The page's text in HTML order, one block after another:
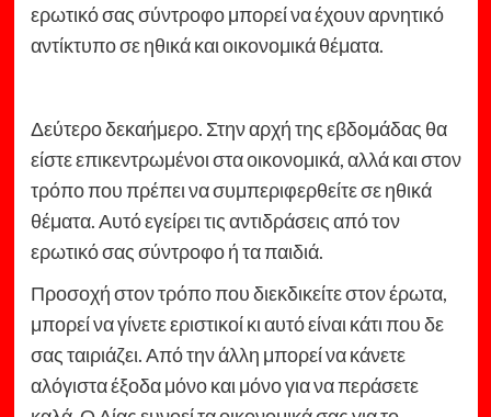
ερωτικό σας σύντροφο μπορεί να έχουν αρνητικό
αντίκτυπο σε ηθικά και οικονομικά θέματα.
Δεύτερο δεκαήμερο. Στην αρχή της εβδομάδας θα
είστε επικεντρωμένοι στα οικονομικά, αλλά και στον
τρόπο που πρέπει να συμπεριφερθείτε σε ηθικά
θέματα. Αυτό εγείρει τις αντιδράσεις από τον
ερωτικό σας σύντροφο ή τα παιδιά.
Προσοχή στον τρόπο που διεκδικείτε στον έρωτα,
μπορεί να γίνετε εριστικοί κι αυτό είναι κάτι που δε
σας ταιριάζει. Από την άλλη μπορεί να κάνετε
αλόγιστα έξοδα μόνο και μόνο για να περάσετε